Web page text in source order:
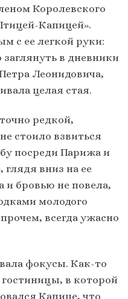
Королевского
Капицей».
с ее легкой руки:
в дневники
Леонидовича,
целая стая.
редкой,
стоило взвиться
посреди Парижа и
глядя вниз на ее
бровью не повела,
молодого
всегда ужасно
фокусы. Как-то
в которой
Капице, что